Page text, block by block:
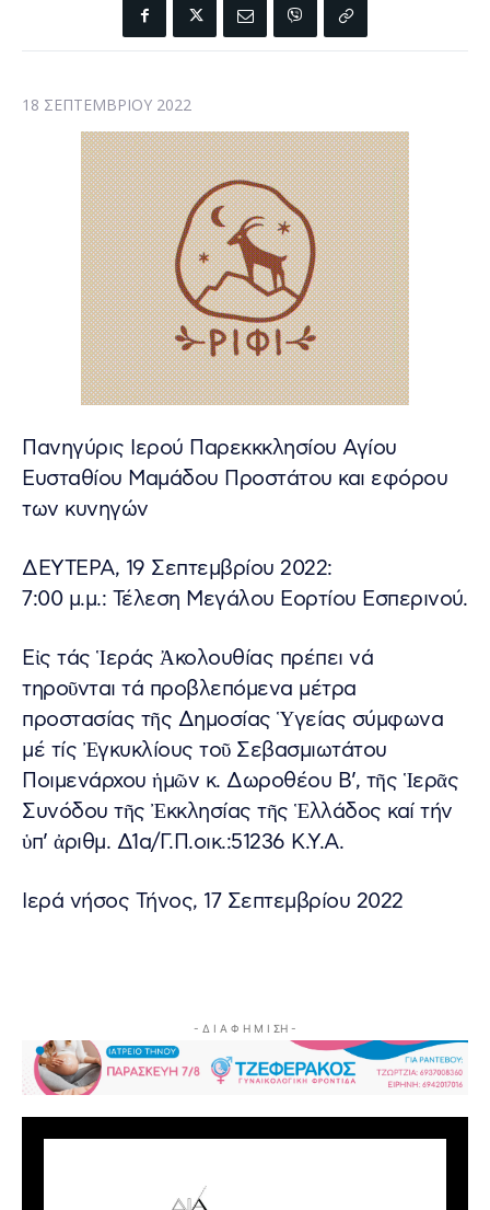
18 ΣΕΠΤΕΜΒΡΊΟΥ 2022
Πανηγύρις Ιερού Παρεκκκλησίου Αγίου
Ευσταθίου Μαμάδου Προστάτου και εφόρου
των κυνηγών
ΔΕΥΤΕΡΑ, 19 Σεπτεμβρίου 2022:
7:00 μ.μ.: Τέλεση Μεγάλου Εορτίου Εσπερινού.
Εἰς τάς Ἱεράς Ἀκολουθίας πρέπει νά
τηροῦνται τά προβλεπόμενα μέτρα
προστασίας τῆς Δημοσίας Ὑγείας σύμφωνα
μέ τίς Ἐγκυκλίους τοῦ Σεβασμιωτάτου
Ποιμενάρχου ἡμῶν κ. Δωροθέου Β’, τῆς Ἱερᾶς
Συνόδου τῆς Ἐκκλησίας τῆς Ἑλλάδος καί τήν
ὑπ’ ἀριθμ. Δ1α/Γ.Π.οικ.:51236 Κ.Υ.Α.
Ιερά νήσος Τήνος, 17 Σεπτεμβρίου 2022
- Δ Ι Α Φ Η Μ Ι ΣΗ -